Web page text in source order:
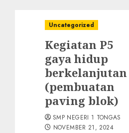
Uncategorized
Kegiatan P5
gaya hidup
berkelanjutan
(pembuatan
paving blok)
SMP NEGERI 1 TONGAS
NOVEMBER 21, 2024